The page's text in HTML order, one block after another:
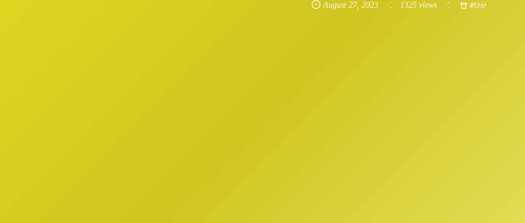
August 27,2023 1325 views 約3分